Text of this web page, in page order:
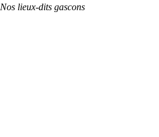
Nos lieux-dits gascons